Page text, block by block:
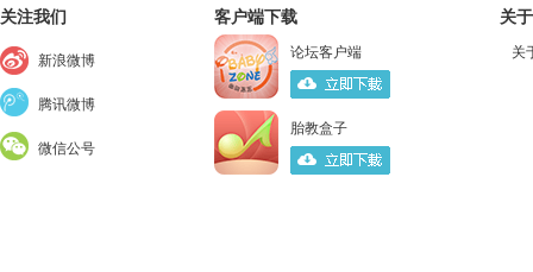
关注我们
新浪微博
腾讯微博
微信公号
客户端下载
论坛客户端
胎教盒子
关
关